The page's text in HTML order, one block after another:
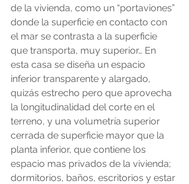
de la vivienda, como un “portaviones”
donde la superficie en contacto con
el mar se contrasta a la superficie
que transporta, muy superior… En
esta casa se diseña un espacio
inferior transparente y alargado,
quizás estrecho pero que aprovecha
la longitudinalidad del corte en el
terreno, y una volumetría superior
cerrada de superficie mayor que la
planta inferior, que contiene los
espacio mas privados de la vivienda;
dormitorios, baños, escritorios y estar